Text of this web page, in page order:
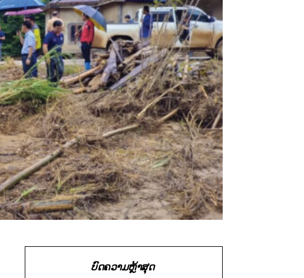
ບົດຄວາມຫຼ້າສຸດ